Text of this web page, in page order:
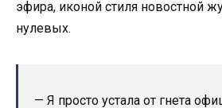
эфира, иконой стиля новостной
нулевых.
— Я просто устала от гнета